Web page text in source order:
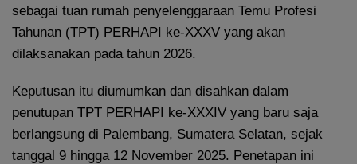
sebagai tuan rumah penyelenggaraan Temu Profesi
Tahunan (TPT) PERHAPI ke-XXXV yang akan
dilaksanakan pada tahun 2026.
Keputusan itu diumumkan dan disahkan dalam
penutupan TPT PERHAPI ke-XXXIV yang baru saja
berlangsung di Palembang, Sumatera Selatan, sejak
tanggal 9 hingga 12 November 2025. Penetapan ini